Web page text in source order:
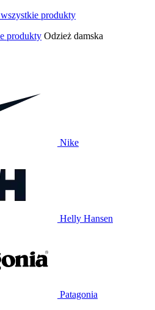
produkty Odzież damska
Nike
Helly Hansen
Patagonia